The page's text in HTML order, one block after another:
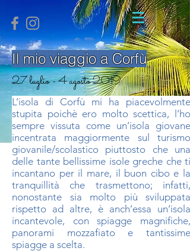
Il mio viaggio a Corfù
27 luglio - 4 agosto 2019
L’isola di Corfù mi ha piacevolmente
stupita poichè ero molto scettica, l’ho
sempre vissuta come un’isola giovane
incentrata maggiormente sul turismo
giovanile/scolastico piuttosto che una
delle tante bellissime isole greche che ti
incantano per il mare, il buon cibo e la
tranquillità che trasmettono; infatti,
nonostante sia molto più sviluppata
rispetto ad altre, è anch’essa un’isola
incantevole, con spiagge magnifiche,
panorami mozzafiato e tantissime
spiagge a scelta.